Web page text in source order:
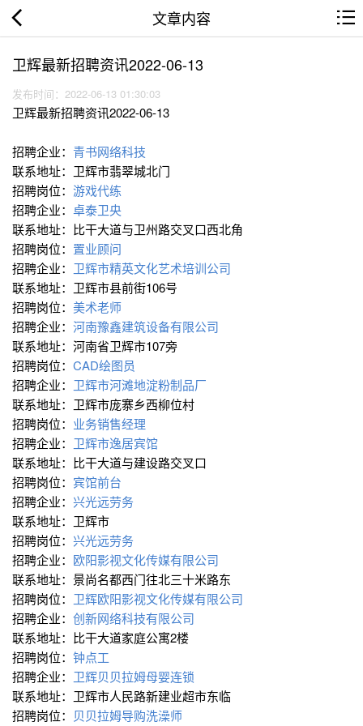
文章内容
卫辉最新招聘资讯2022-06-13
发布时间：2022-06-13 01:30:03
卫辉最新招聘资讯2022-06-13
招聘企业： 青书网络科技
联系地址：卫辉市翡翠城北门
招聘岗位： 游戏代练
招聘企业： 卓泰卫央
联系地址：比干大道与卫州路交叉口西北角
招聘岗位： 置业顾问
招聘企业： 卫辉市精英文化艺术培训公司
联系地址：卫辉市县前街106号
招聘岗位： 美术老师
招聘企业： 河南豫鑫建筑设备有限公司
联系地址：河南省卫辉市107旁
招聘岗位： CAD绘图员
招聘企业： 卫辉市河滩地淀粉制品厂
联系地址：卫辉市庞寨乡西柳位村
招聘岗位： 业务销售经理
招聘企业： 卫辉市逸居宾馆
联系地址：比干大道与建设路交叉口
招聘岗位： 宾馆前台
招聘企业： 兴光远劳务
联系地址：卫辉市
招聘岗位： 兴光远劳务
招聘企业： 欧阳影视文化传媒有限公司
联系地址：景尚名都西门往北三十米路东
招聘岗位： 卫辉欧阳影视文化传媒有限公司
招聘企业： 创新网络科技有限公司
联系地址：比干大道家庭公寓2楼
招聘岗位： 钟点工
招聘企业： 卫辉贝贝拉姆母婴连锁
联系地址：卫辉市人民路新建业超市东临
招聘岗位： 贝贝拉姆导购洗澡师